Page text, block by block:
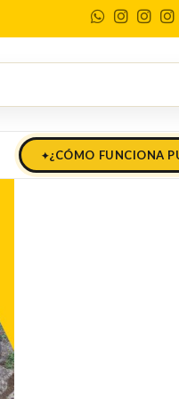
¿CÓMO FUNCIONA